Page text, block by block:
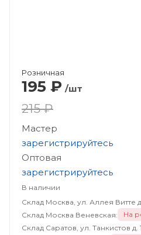
Розничная
195 ₽ /шт
215 ₽
Мастер
зарегистрируйтесь
Оптовая
зарегистрируйтесь
В наличии
Склад Москва, ул. Аллея Витте
Склад Москва Веневская:
На
Склад Саратов, ул. Танкистов д.